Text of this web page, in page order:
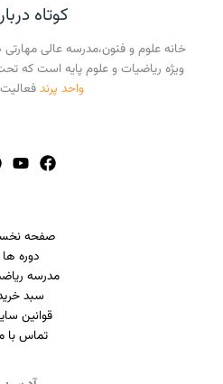
کوتاه
خانه علوم و فنون،مدرسه عالی
ویژه ریاضیات و علوم پایه است که
واحد پرند
صفحه
دوره ها
مدرسه
سبد
قوانین
تماس با